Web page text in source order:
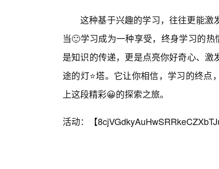
这种基于兴趣的学习，往往更能激
当🙂学习成为一种享受，终身学习的
是知识的传递，更是点亮你好奇心、
途的灯⭐塔。它让你相信，学习的终
上这段精彩😀的探索之旅。
活动：【